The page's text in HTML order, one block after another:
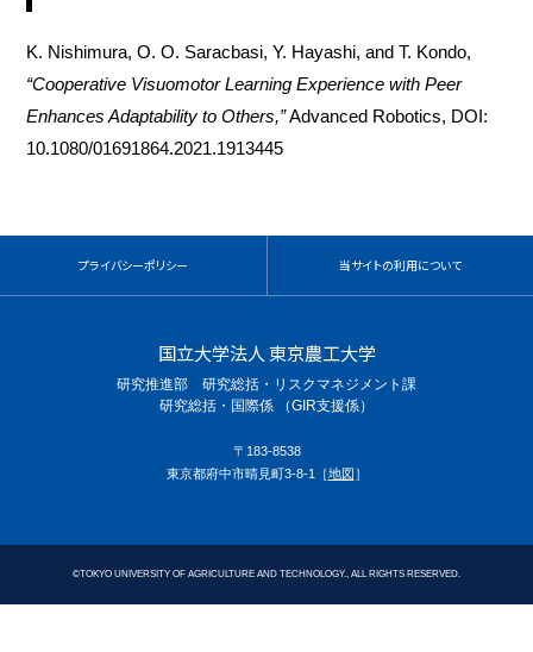
K. Nishimura, O. O. Saracbasi, Y. Hayashi, and T. Kondo,
“Cooperative Visuomotor Learning Experience with Peer
Enhances Adaptability to Others,”Advanced Robotics, DOI:
10.1080/01691864.2021.1913445
プライバシーポリシー 当サイトの利用について
国立大学法人 東京農工大学
研究推進部 研究総括・リスクマネジメント課
研究総括・国際係 （GIR支援係）
〒183-8538
東京都府中市晴見町3-8-1［地図］
©TOKYO UNIVERSITY OF AGRICULTURE AND TECHNOLOGY., ALL RIGHTS RESERVED.